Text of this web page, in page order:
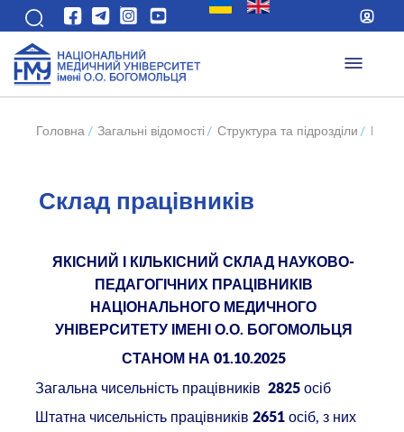
Головна / Загальні відомості / Структура та підрозділи /
Склад працівників
ЯКІСНИЙ І КІЛЬКІСНИЙ СКЛАД НАУКОВО-
ПЕДАГОГІЧНИХ ПРАЦІВНИКІВ
НАЦІОНАЛЬНОГО МЕДИЧНОГО
УНІВЕРСИТЕТУ ІМЕНІ О.О. БОГОМОЛЬЦЯ
СТАНОМ НА 01.10.2025
Загальна чисельність працівників2825 осіб
Штатна чисельність працівників 2651осіб, з них